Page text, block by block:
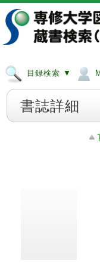
目録検索 ▼
書誌詳細